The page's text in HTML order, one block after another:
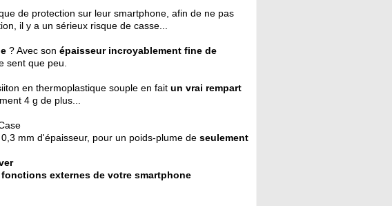
de protection sur leur smartphone, afin de ne pas
il y a un sérieux risque de casse...
? Avec son épaisseur incroyablement fine de
sent que peu.
en thermoplastique souple en fait un vrai rempart
4 g de plus...
mm d'épaisseur, pour un poids-plume de seulement
externes de votre smartphone